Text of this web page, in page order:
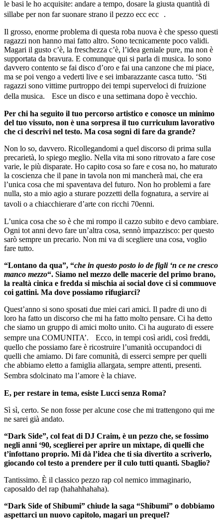
le basi le ho acquisite: andare a tempo, dosare la giusta quantità di
sillabe per non far suonare strano il pezzo ecc ecc .
Il grosso, enorme problema di questa roba nuova è che spesso questi
ragazzi non hanno mai fatto altro. Sono tecnicamente poco validi.
Magari il gusto c’è, la freschezza c’è, l’idea geniale pure, ma non è
supportata da bravura. E comunque qui si parla di musica. Io sono
davvero contento se fai disco d’oro e fai una canzone che mi piace,
ma se poi vengo a vederti live e sei imbarazzante casca tutto. ‘Sti
ragazzi sono vittime purtroppo dei tempi superveloci di fruizione
della musica. Esce un disco e una settimana dopo è vecchio.
Per chi ha seguito il tuo percorso artistico e conosce un minimo
del tuo vissuto, non è una sorpresa il tuo curriculum lavorativo
che ci descrivi nel testo. Ma cosa sogni di fare da grande?
Non lo so, davvero. Ricollegandomi a quel discorso di prima sulla
precarietà, lo spiego meglio. Nella vita mi sono ritrovato a fare cose
varie, le più disparate. Ho capito cosa so fare e cosa no, ho maturato
la coscienza che il pane in tavola non mi mancherà mai, che era
l’unica cosa che mi spaventava del futuro. Non ho problemi a fare
nulla, sto a mio agio a sturare pozzetti della fognatura, a servire ai
tavoli o a chiacchierare d’arte con ricchi 70enni.
L’unica cosa che so è che mi rompo il cazzo subito e devo cambiare.
Ogni tot anni devo fare un’altra cosa, sennò impazzisco: per questo
sarò sempre un precario. Non mi va di scegliere una cosa, voglio
fare tutto.
“Lontano da qua”, “che in questo posto io de figli ‘n ce ne cresco
manco mezzo“. Siamo nel mezzo delle macerie del primo brano,
la realtà cinica e fredda si mischia ai social dove ci si commuove
coi gattini. Ma dove possiamo rifugiarci?
Quest’anno si sono sposati due miei cari amici. Il padre di uno di
loro ha fatto un discorso che mi ha fatto molto pensare. Ci ha detto
che siamo un gruppo di amici molto unito. Ci ha augurato di essere
sempre una COMUNITA’. Ecco, in tempi così aridi, così freddi,
quello che possiamo fare è ricostruire l’umanità occupandoci di
quelli che amiamo. Di fare comunità, di esserci sempre per quelli
che abbiamo eletto a famiglia allargata, sempre attenti, presenti.
Sembra sdolcinato ma l’amore è la chiave.
E, per restare in tema, esiste Lucci senza Roma?
Sì sì, certo. Se non fosse per alcune cose che mi trattengono qui me
ne sarei già andato.
“Dark Side”, col feat di DJ Craim, è un pezzo che, se fossimo
negli anni ‘90, sceglierei per aprire un mixtape, di quelli che
t’infottano proprio. Mi dà l’idea che ti sia divertito a scriverlo,
giocando col testo a prendere per il culo tutti quanti. Sbaglio?
Tantissimo. È il classico pezzo rap col nemico immaginario,
caposaldo del rap (hahahhahaha).
“Dark Side of Shibumi” chiude la saga “Shibumi” o dobbiamo
aspettarci un nuovo capitolo, magari un prequel?